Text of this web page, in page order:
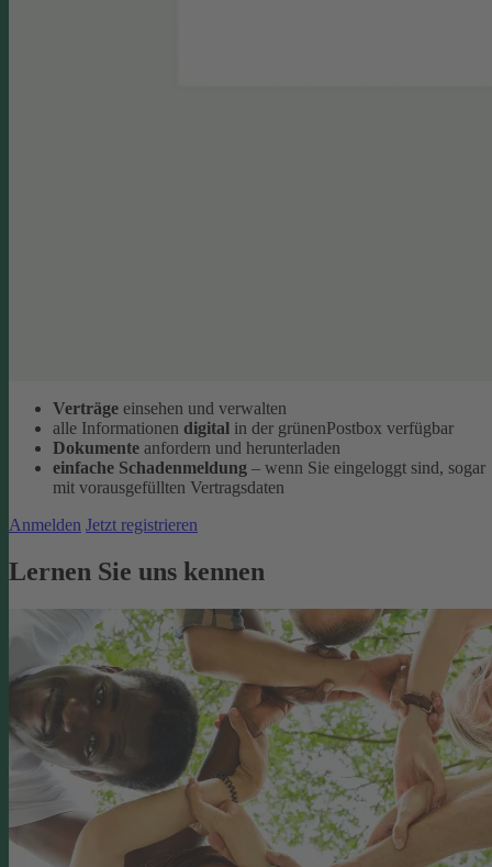
Verträge einsehen und verwalten
alle Informationen digital in der grünenPostbox verfügbar
Dokumente anfordern und herunterladen
einfache Schadenmeldung – wenn Sie eingeloggt sind, sogar
mit vorausgefüllten Vertragsdaten
Anmelden Jetzt registrieren
Lernen Sie uns kennen